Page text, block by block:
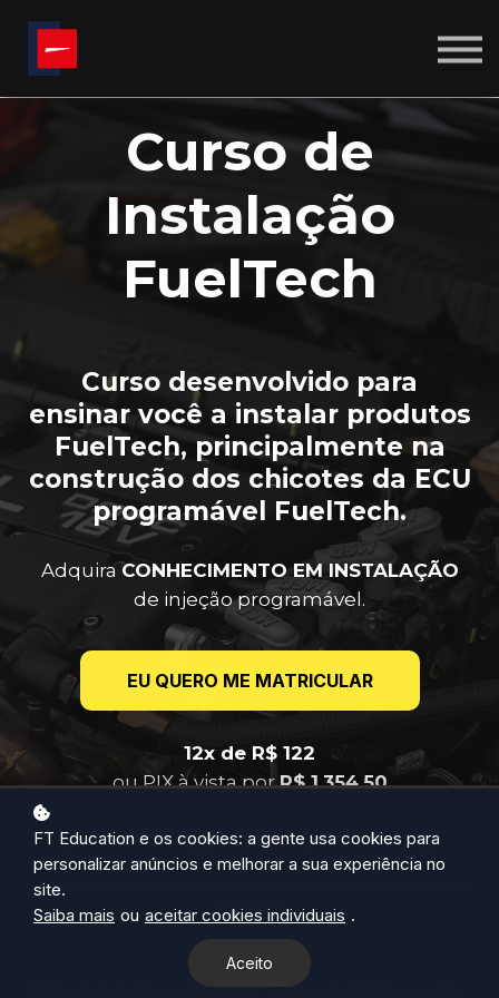
ENTRAR
CRIAR CONTA
Curso de
Instalação
FuelTech
Curso desenvolvido para
ensinar você a instalar produtos
FuelTech, principalmente na
construção dos chicotes da ECU
programável FuelTech.
AdquiraCONHECIMENTO EM INSTALAÇÃO
de injeção programável.
EU QUERO ME MATRICULAR
12x de R$ 122
ou PIX à vista porR$ 1.354,50
Compra 100% segura! Receba seu acesso imediatamente após confirmação do
FT Education e os cookies: a gente usa cookies para
personalizar anúncios e melhorar a sua experiência no
site.
Saiba mais ou aceitar cookies individuais .
Aceito